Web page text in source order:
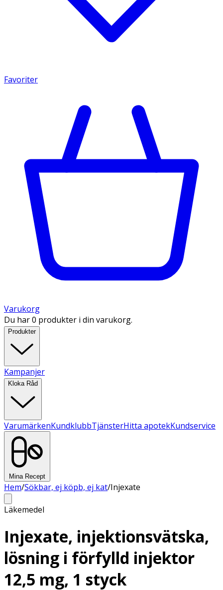
Favoriter
Varukorg
Du har 0 produkter i din varukorg.
Produkter
Kampanjer
Kloka Råd
VarumärkenKundklubbTjänsterHitta apotekKundservice
Mina Recept
Hem/Sökbar, ej köpb, ej kat/Injexate
Läkemedel
Injexate, injektionsvätska,
lösning i förfylld injektor
12,5 mg, 1 styck